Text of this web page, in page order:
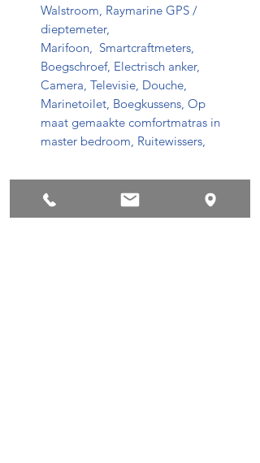
Walstroom, Raymarine GPS /
dieptemeter,
Marifoon, Smartcraftmeters,
Boegschroef, Electrisch anker,
Camera, Televisie, Douche,
Marinetoilet, Boegkussens, Op
maat gemaakte comfortmatras in
master bedroom, Ruitewissers,
Meer informatie